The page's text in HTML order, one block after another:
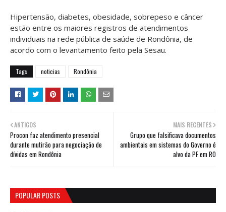
Hipertensão, diabetes, obesidade, sobrepeso e câncer
estão entre os maiores registros de atendimentos
individuais na rede pública de saúde de Rondônia, de
acordo com o levantamento feito pela Sesau.
Tags noticias Rondônia
MAIS RECENTES
Grupo que falsificava documentos
ambientais em sistemas do Governo é
alvo da PF em RO
ANTIGOS
Procon faz atendimento presencial
durante mutirão para negociação de
dívidas em Rondônia
POPULAR POSTS